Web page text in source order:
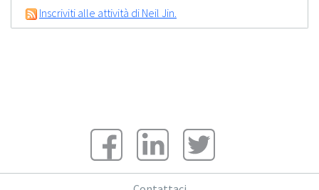
Inscriviti alle attività di Neil Jin.